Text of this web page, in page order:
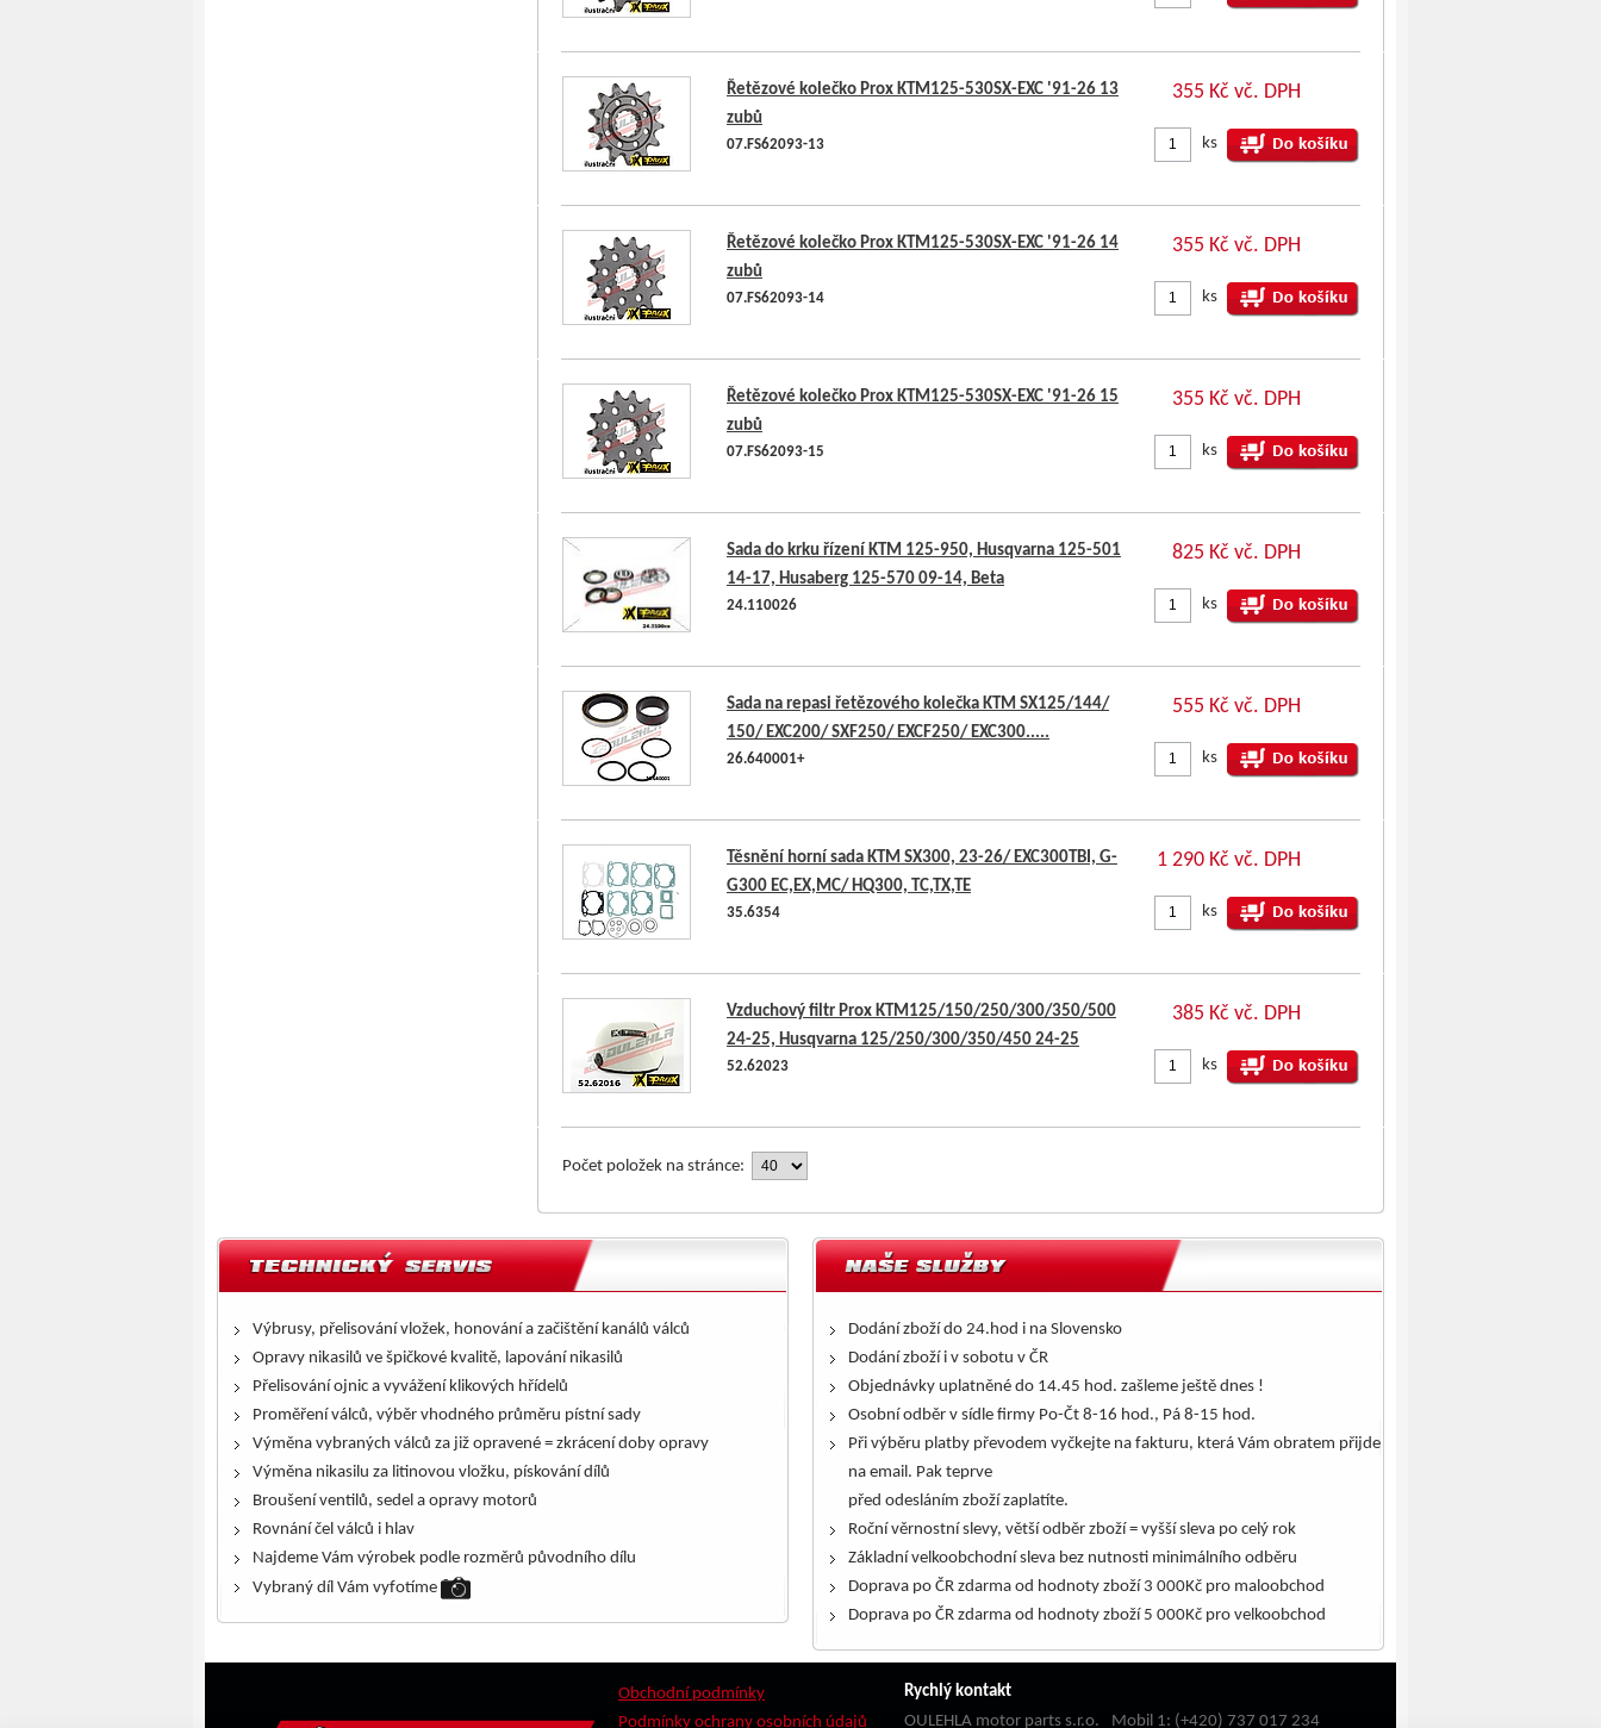
Řetězové kolečko Prox KTM125-530SX-EXC '91-26 13
zubů
07.FS62093-13
355 Kč vč. DPH
ks
Řetězové kolečko Prox KTM125-530SX-EXC '91-26 14
zubů
07.FS62093-14
355 Kč vč. DPH
ks
Řetězové kolečko Prox KTM125-530SX-EXC '91-26 15
zubů
07.FS62093-15
355 Kč vč. DPH
ks
Sada do krku řízení KTM 125-950, Husqvarna 125-501
14-17, Husaberg 125-570 09-14, Beta
24.110026
825 Kč vč. DPH
ks
Sada na repasi řetězového kolečka KTM SX125/144/
150/ EXC200/ SXF250/ EXCF250/ EXC300.....
26.640001+
555 Kč vč. DPH
ks
Těsnění horní sada KTM SX300, 23-26/ EXC300TBI, G-
G300 EC,EX,MC/ HQ300, TC,TX,TE
35.6354
1 290 Kč vč. DPH
ks
Vzduchový filtr Prox KTM125/150/250/300/350/500
24-25, Husqvarna 125/250/300/350/450 24-25
52.62023
385 Kč vč. DPH
ks
Počet položek na stránce:
Výbrusy, přelisování vložek, honování a začištění kanálů válců
Opravy nikasilů ve špičkové kvalitě, lapování nikasilů
Přelisování ojnic a vyvážení klikových hřídelů
Proměření válců, výběr vhodného průměru pístní sady
Výměna vybraných válců za již opravené = zkrácení doby opravy
Výměna nikasilu za litinovou vložku, pískování dílů
Broušení ventilů, sedel a opravy motorů
Rovnání čel válců i hlav
Najdeme Vám výrobek podle rozměrů původního dílu
Vybraný díl Vám vyfotíme
Dodání zboží do 24.hod i na Slovensko
Dodání zboží i v sobotu v ČR
Objednávky uplatněné do 14.45 hod. zašleme ještě dnes !
Osobní odběr v sídle firmy Po-Čt 8-16 hod., Pá 8-15 hod.
Při výběru platby převodem vyčkejte na fakturu, která Vám obratem přijde
na email. Pak teprve
před odesláním zboží zaplatíte.
Roční věrnostní slevy, větší odběr zboží = vyšší sleva po celý rok
Základní velkoobchodní sleva bez nutnosti minimálního odběru
Doprava po ČR zdarma od hodnoty zboží 3 000Kč pro maloobchod
Doprava po ČR zdarma od hodnoty zboží 5 000Kč pro velkoobchod
Rychlý kontakt
OULEHLA motor parts s.r.o.
Mobil 1: (+420) 737 017 234
Obchodní podmínky
Podmínky ochrany osobních údajů